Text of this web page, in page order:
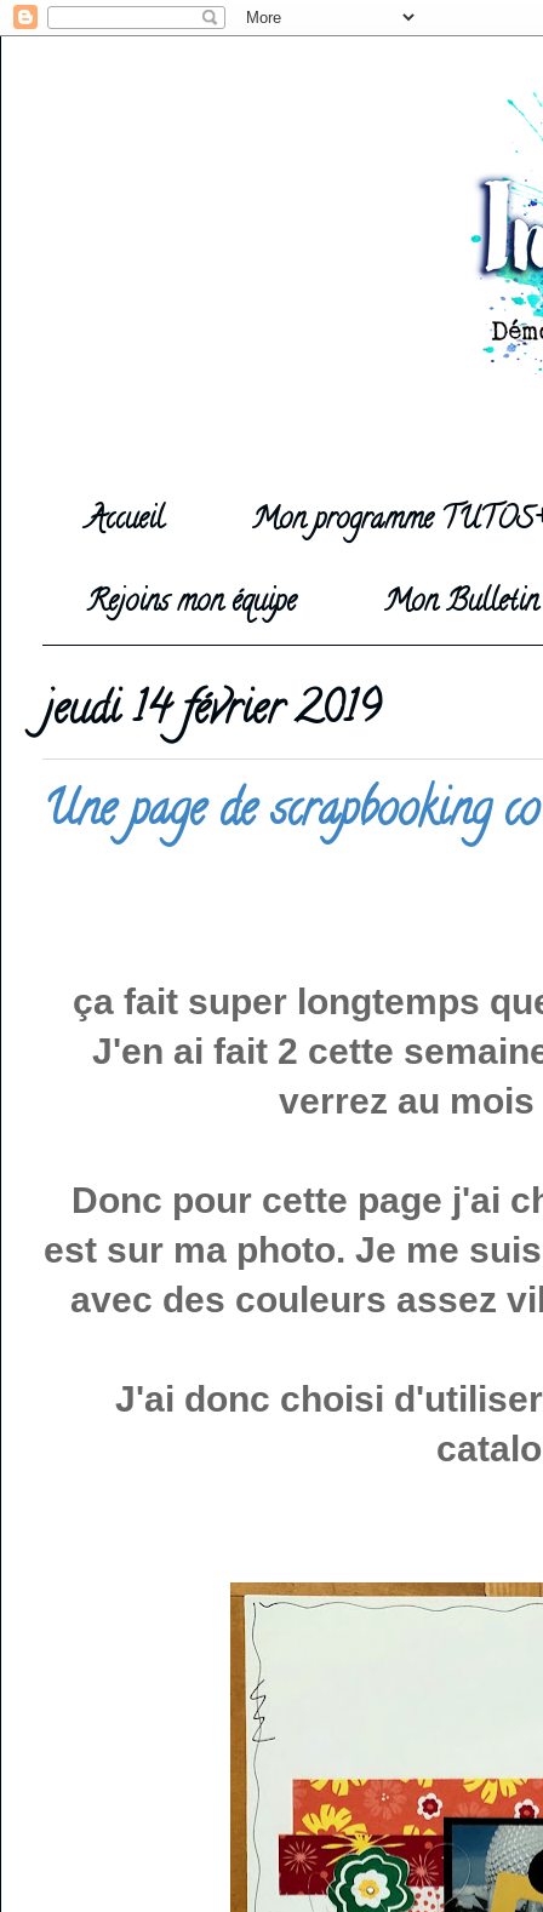
Accueil
Mon programme
Rejoins mon équipe
Mon
jeudi 14 février 2019
Une page de scrapbooking
ça fait super longtemps
J'en ai fait 2 cette
verrez au
Donc pour cette page j'ai
est sur ma photo. Je me
avec des couleurs assez
J'ai donc choisi